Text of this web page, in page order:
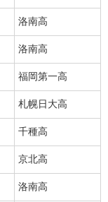
洛南高
洛南高
福岡第一高
札幌日大高
千種高
京北高
洛南高